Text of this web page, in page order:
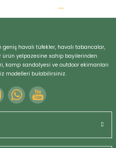
havalı tüfekler, havalı tabancalar,
yelpazesine sahip bayilerinden
kamp sandalyesi ve outdoor ekimanları
modelleri bulabilirsiniz.